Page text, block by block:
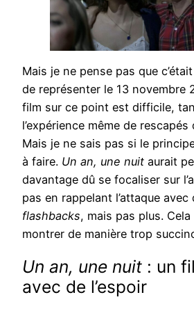
Mais je ne pense pas que
de représenter le 13 novembre
film sur ce point est difficile,
l’expérience même de rescapés
Mais je ne sais pas si le
à faire. Un an, une nuit aurait
davantage dû se focaliser sur
pas en rappelant l’attaque avec
flashbacks, mais pas plus.
montrer de manière trop
Un an, une nuit : un
avec de l’espoir